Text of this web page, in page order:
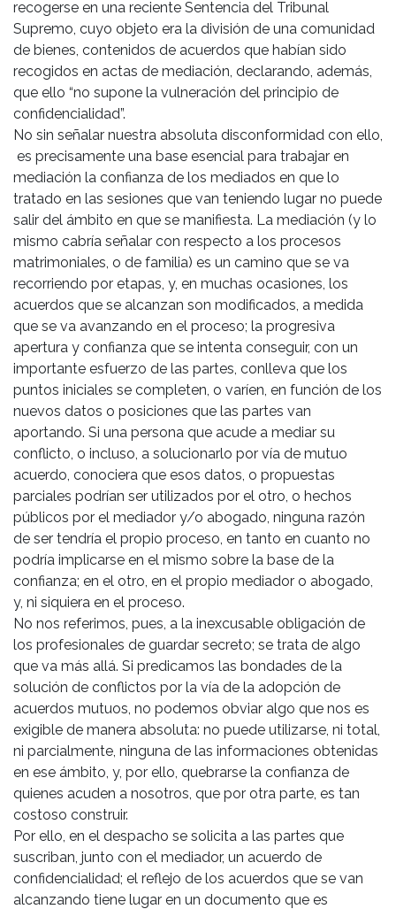
recogerse en una reciente Sentencia del Tribunal
Supremo, cuyo objeto era la división de una comunidad
de bienes, contenidos de acuerdos que habían sido
recogidos en actas de mediación, declarando, además,
que ello “no supone la vulneración del principio de
confidencialidad”.
No sin señalar nuestra absoluta disconformidad con ello,
es precisamente una base esencial para trabajar en
mediación la confianza de los mediados en que lo
tratado en las sesiones que van teniendo lugar no puede
salir del ámbito en que se manifiesta. La mediación (y lo
mismo cabría señalar con respecto a los procesos
matrimoniales, o de familia) es un camino que se va
recorriendo por etapas, y, en muchas ocasiones, los
acuerdos que se alcanzan son modificados, a medida
que se va avanzando en el proceso; la progresiva
apertura y confianza que se intenta conseguir, con un
importante esfuerzo de las partes, conlleva que los
puntos iniciales se completen, o varíen, en función de los
nuevos datos o posiciones que las partes van
aportando. Si una persona que acude a mediar su
conflicto, o incluso, a solucionarlo por vía de mutuo
acuerdo, conociera que esos datos, o propuestas
parciales podrían ser utilizados por el otro, o hechos
públicos por el mediador y/o abogado, ninguna razón
de ser tendría el propio proceso, en tanto en cuanto no
podría implicarse en el mismo sobre la base de la
confianza; en el otro, en el propio mediador o abogado,
y, ni siquiera en el proceso.
No nos referimos, pues, a la inexcusable obligación de
los profesionales de guardar secreto; se trata de algo
que va más allá. Si predicamos las bondades de la
solución de conflictos por la vía de la adopción de
acuerdos mutuos, no podemos obviar algo que nos es
exigible de manera absoluta: no puede utilizarse, ni total,
ni parcialmente, ninguna de las informaciones obtenidas
en ese ámbito, y, por ello, quebrarse la confianza de
quienes acuden a nosotros, que por otra parte, es tan
costoso construir.
Por ello, en el despacho se solicita a las partes que
suscriban, junto con el mediador, un acuerdo de
confidencialidad; el reflejo de los acuerdos que se van
alcanzando tiene lugar en un documento que es